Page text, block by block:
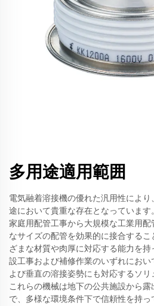
多用途適用範囲
電気融着溶接機の優れた汎用性によ
途において貴重な存在となっていま
家庭用配管工事から大規模な工業用配
なサイズの配管を効果的に接合する
ざまな材質や肉厚に対応する能力を
設工事および補修作業のいずれにお
よび垂直の溶接姿勢にも対応するソリ
これらの機械は地下の公共施設から
で、多様な環境条件下で信頼性を持